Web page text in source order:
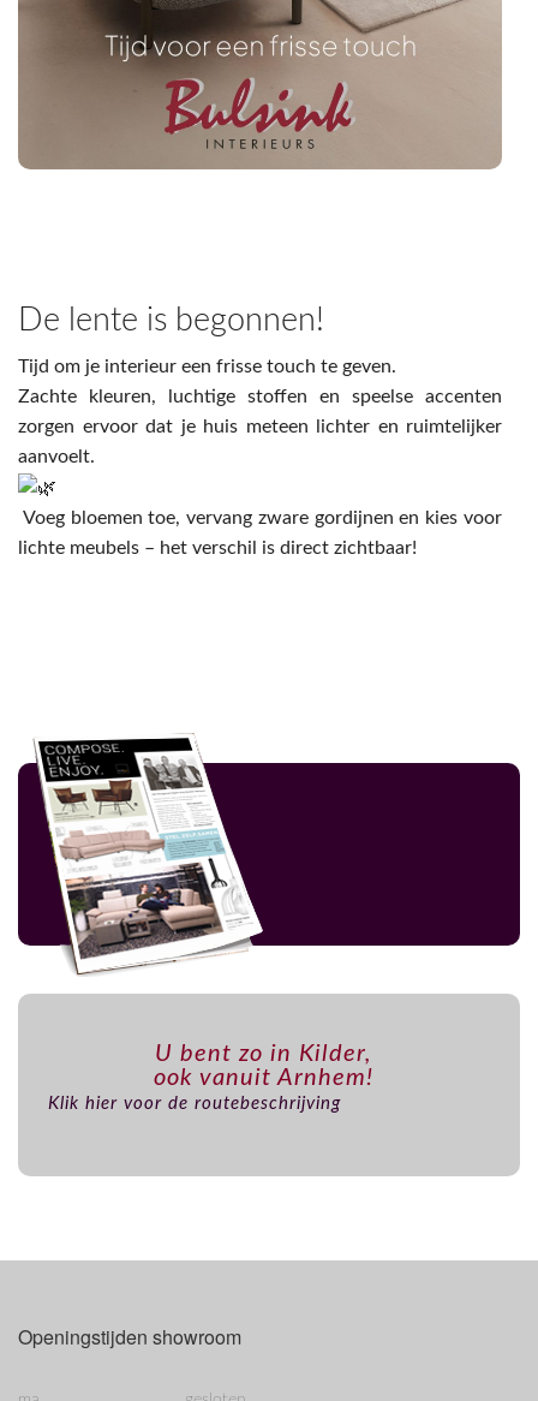
De lente is begonnen!
Tijd om je interieur een frisse touch te geven.
Zachte kleuren, luchtige stoffen en speelse accenten
zorgen ervoor dat je huis meteen lichter en ruimtelijker
aanvoelt.
Voeg bloemen toe, vervang zware gordijnen en kies voor
lichte meubels – het verschil is direct zichtbaar!
U bent zo in Kilder,
ook vanuit Arnhem!
Klik hier voor de routebeschrijving
Openingstijden showroom